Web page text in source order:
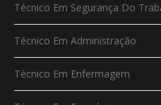
Técnico Em Segurança Do
Técnico Em Administração
Técnico Em Enfermagem